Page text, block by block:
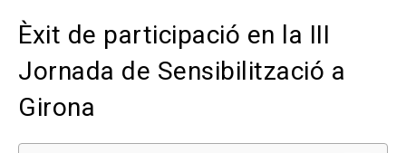
Èxit de participació en la III
Jornada de Sensibilització a
Girona